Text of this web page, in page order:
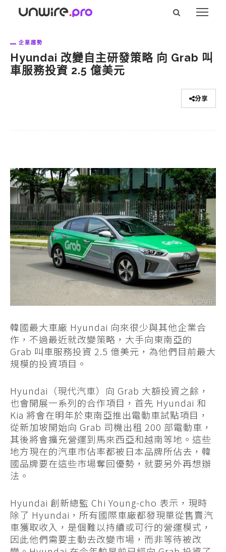
企業趨勢
Hyundai 改變自主研發策略 向 Grab 叫
車服務投資 2.5 億美元
分享
韓國最大車廠 Hyundai 向來很少與其他企業合
作，不過最近就改變策略，大手向東南亞的
Grab 叫車服務投資 2.5 億美元，為他們目前最大
規模的投資項目。
Hyundai（現代汽車）向 Grab 大額投資之餘，
也會開展一系列的合作項目，首先 Hyundai 和
Kia 將會在明年於東南亞推出電動車試點項目，
從新加坡開始向 Grab 司機出租 200 部電動車，
其後將會擴充營運到馬來西亞和越南等地。這些
地方現在的汽車市佔率都被日本品牌所佔去，韓
國品牌要在這些市場奪回優勢，就要另外再想辦
法。
Hyundai 創新總監 Chi Young-cho 表示，現時
除了 Hyundai，所有國際車廠都發現單從售賣汽
車獲取收入，是個難以持續或可行的營運模式，
因此他們需要主動去改變市場，而非等待被改